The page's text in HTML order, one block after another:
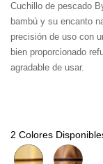
Cuchillo de pescado
bambú y su encanto
precisión de uso con
bien proporcionado
agradable de usar.
2 Colores